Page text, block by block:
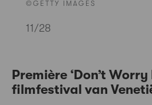
©GETTY IMAGES
11 /28
Première ‘Don’t
filmfestival van